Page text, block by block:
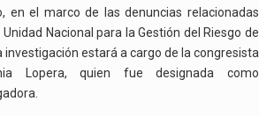
en el marco de las denuncias relacionadas
Nacional para la Gestión del Riesgo de
investigación estará a cargo de la congresista
Lopera, quien fue designada como